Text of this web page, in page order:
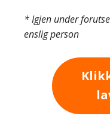
* Igjen under
enslig person